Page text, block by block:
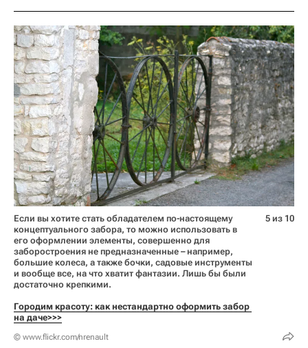
Если вы хотите стать обладателем по-настоящему
концептуального забора, то можно использовать в
его оформлении элементы, совершенно для
заборостроения не предназначенные – например,
большие колеса, а также бочки, садовые инструменты
и вообще все, на что хватит фантазии. Лишь бы были
достаточно крепкими.
Городим красоту: как нестандартно оформить забор
на даче>>>
© www.flickr.com/nrenault
5 из 10